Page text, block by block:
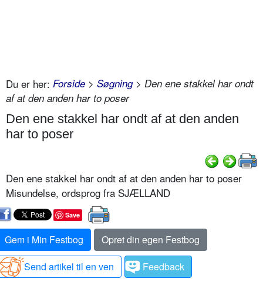
Du er her: Forside > Søgning> Den ene stakkel har ondt
af at den anden har to poser
Den ene stakkel har ondt af at den anden
har to poser
Den ene stakkel har ondt af at den anden har to poser
Misundelse, ordsprog fra SJÆLLAND
Save
Gem i Min Festbog
Opret din egen Festbog
Send artikel til en ven
Feedback